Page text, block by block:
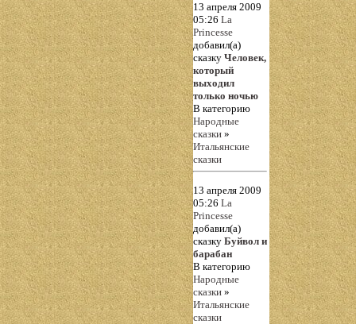
13 апреля 2009
05:26 La
Princesse
добавил(а)
сказку Человек,
который
выходил
только ночью
В категорию
Народные
сказки »
Итальянские
сказки
13 апреля 2009
05:26 La
Princesse
добавил(а)
сказку Буйвол и
барабан
В категорию
Народные
сказки »
Итальянские
сказки